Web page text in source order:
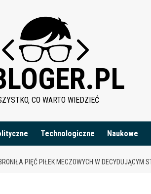
CO WARTO WIEDZIEĆ
Technologiczne Naukowe
PIĘĆ PIŁEK MECZOWYCH W DECYDUJĄCYM